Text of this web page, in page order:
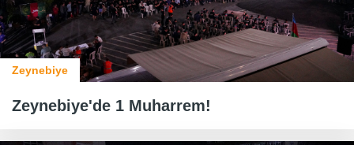
Zeynebiye
Zeynebiye'de 1 Muharrem!